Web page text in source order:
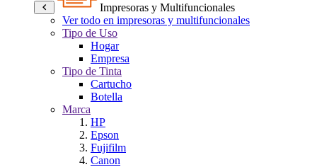
Impresoras y Multifuncionales
Ver todo en impresoras y multifuncionales
Tipo de Uso
Hogar
Empresa
Tipo de Tinta
Cartucho
Botella
Marca
HP
Epson
Fujifilm
Canon